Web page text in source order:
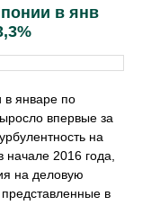
в янв
январе по
впервые за
на
2016 года,
на деловую
в